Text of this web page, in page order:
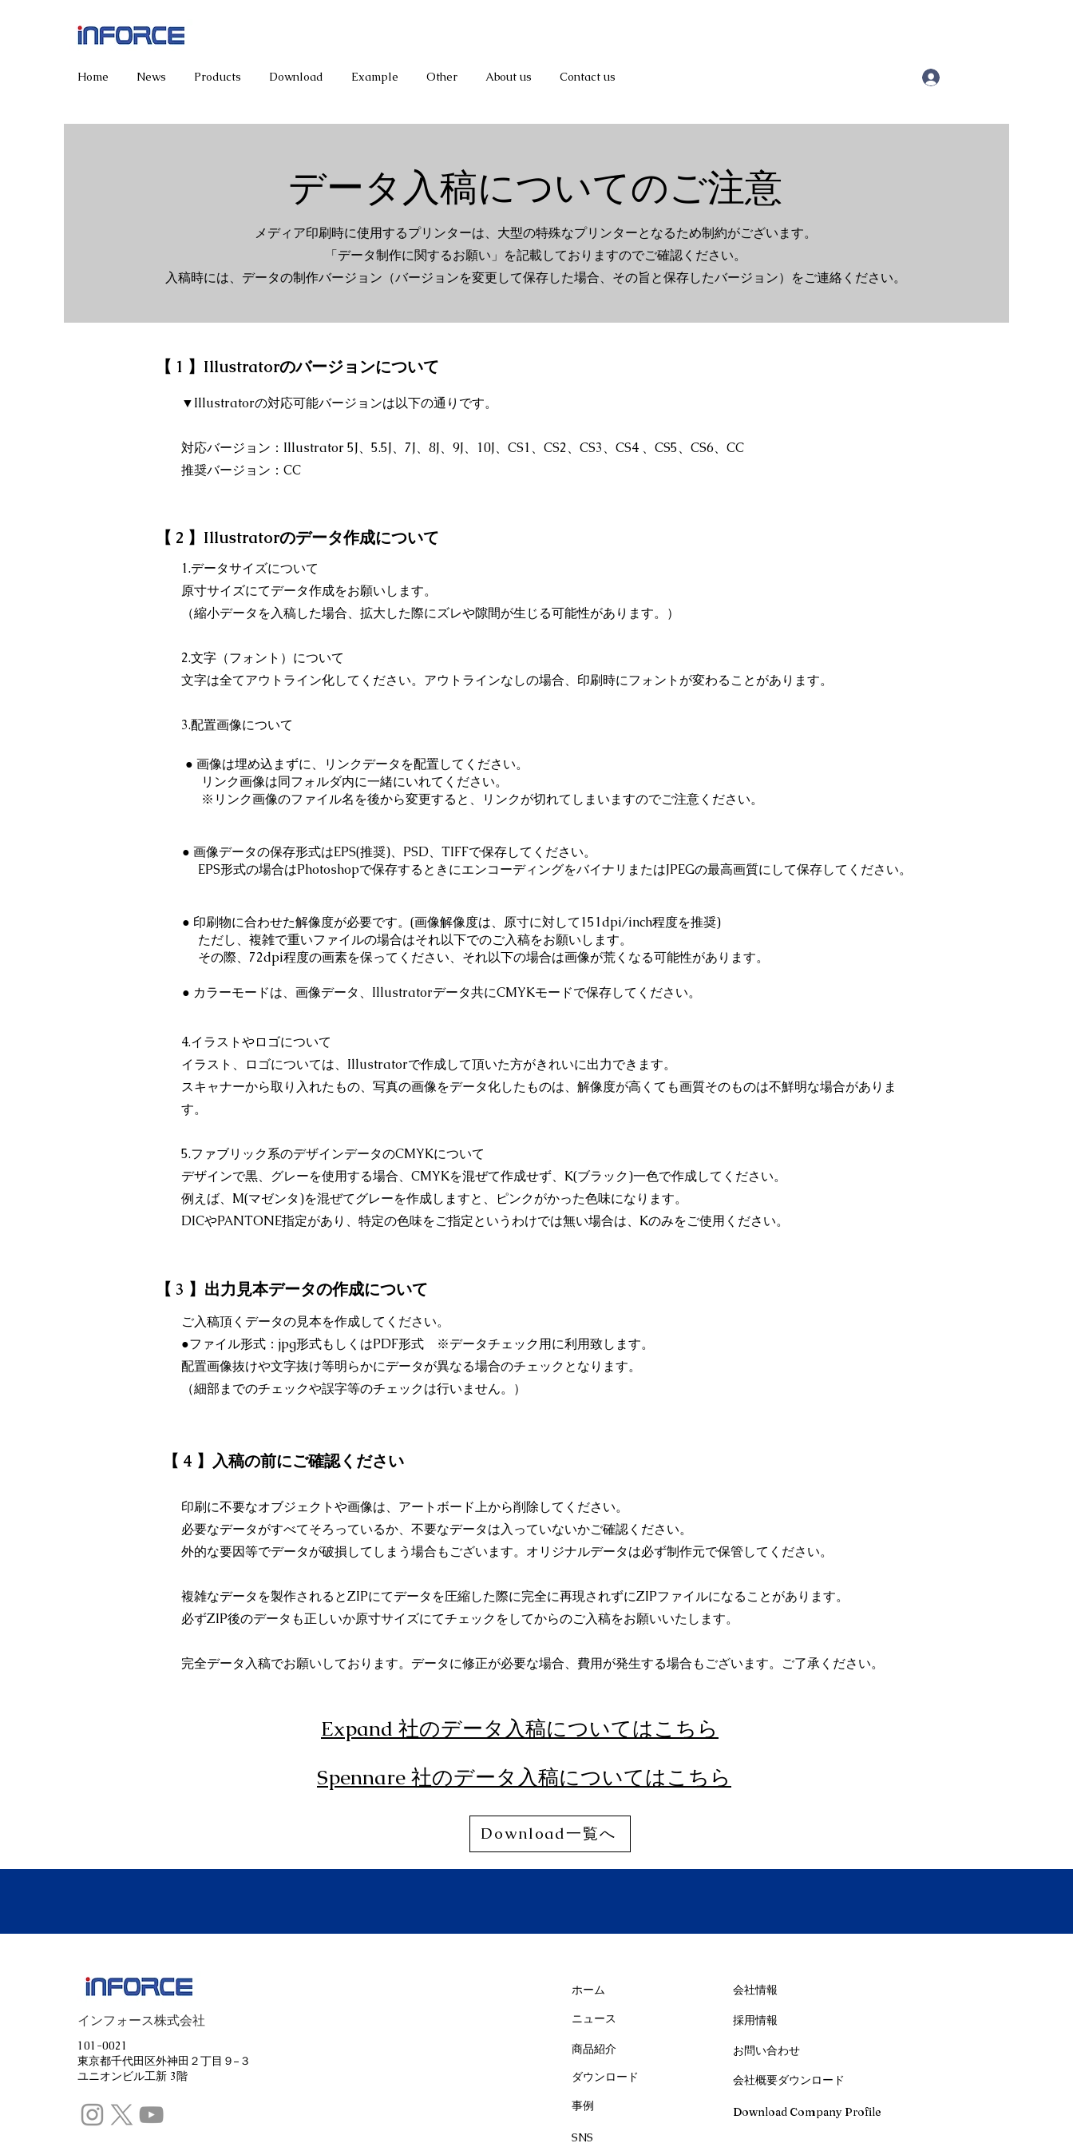
Home News Products Download Example Other About us Contact us
データ入稿についてのご注意
メディア印刷時に使用するプリンターは、大型の特殊なプリンターとなるため制約がございます。
「データ制作に関するお願い」を記載しておりますのでご確認ください。
入稿時には、データの制作バージョン（バージョンを変更して保存した場合、その旨と保存したバージョン）をご連絡ください。
【 1 】Illustratorのバージョンについて
▼Illustratorの対応可能バージョンは以下の通りです。
対応バージョン：Illustrator 5J、5.5J、7J、8J、9J、10J、CS1、CS2、CS3、CS4 、CS5、CS6、CC
推奨バージョン：CC
【 2 】Illustratorのデータ作成について
1.データサイズについて
原寸サイズにてデータ作成をお願いします。
（縮小データを入稿した場合、拡大した際にズレや隙間が生じる可能性があります。）
2.文字（フォント）について
文字は全てアウトライン化してください。アウトラインなしの場合、印刷時にフォントが変わることがあります。
3.配置画像について
● 画像は埋め込まずに、リンクデータを配置してください。
リンク画像は同フォルダ内に一緒にいれてください。
※リンク画像のファイル名を後から変更すると、リンクが切れてしまいますのでご注意ください。
● 画像データの保存形式はEPS(推奨)、PSD、TIFFで保存してください。
EPS形式の場合はPhotoshopで保存するときにエンコーディングをバイナリまたはJPEGの最高画質にして保存してください。
● 印刷物に合わせた解像度が必要です。(画像解像度は、原寸に対して151dpi/inch程度を推奨)
ただし、複雑で重いファイルの場合はそれ以下でのご入稿をお願いします。
その際、72dpi程度の画素を保ってください、それ以下の場合は画像が荒くなる可能性があります。
● カラーモードは、画像データ、Illustratorデータ共にCMYKモードで保存してください。
4.イラストやロゴについて
イラスト、ロゴについては、Illustratorで作成して頂いた方がきれいに出力できます。
スキャナーから取り入れたもの、写真の画像をデータ化したものは、解像度が高くても画質そのものは不鮮明な場合がありま
す。
5.ファブリック系のデザインデータのCMYKについて
デザインで黒、グレーを使用する場合、CMYKを混ぜて作成せず、K(ブラック)一色で作成してください。
例えば、M(マゼンタ)を混ぜてグレーを作成しますと、ピンクがかった色味になります。
DICやPANTONE指定があり、特定の色味をご指定というわけでは無い場合は、Kのみをご使用ください。
【 3 】出力見本データの作成について
ご入稿頂くデータの見本を作成してください。
●ファイル形式：jpg形式もしくはPDF形式 ※データチェック用に利用致します。
配置画像抜けや文字抜け等明らかにデータが異なる場合のチェックとなります。
（細部までのチェックや誤字等のチェックは行いません。）
【 4 】入稿の前にご確認ください
印刷に不要なオブジェクトや画像は、アートボード上から削除してください。
必要なデータがすべてそろっているか、不要なデータは入っていないかご確認ください。
外的な要因等でデータが破損してしまう場合もございます。オリジナルデータは必ず制作元で保管してください。
複雑なデータを製作されるとZIPにてデータを圧縮した際に完全に再現されずにZIPファイルになることがあります。
必ずZIP後のデータも正しいか原寸サイズにてチェックをしてからのご入稿をお願いいたします。
​完全データ入稿でお願いしております。データに修正が必要な場合、費用が発生する場合もございます。ご了承ください。
Expand 社のデータ入稿についてはこちら
Spennare 社のデータ入稿についてはこちら
Download一覧へ
インフォース株式会社
101-0021
東京都千代田区外神田２丁目９−３
ユニオンビル工新 3階
ホーム
ニュース
商品紹介
ダウンロード
​会社情報
採用情報
お問い合わせ
会社概要ダウンロード
事例
SNS
Download Company Profile